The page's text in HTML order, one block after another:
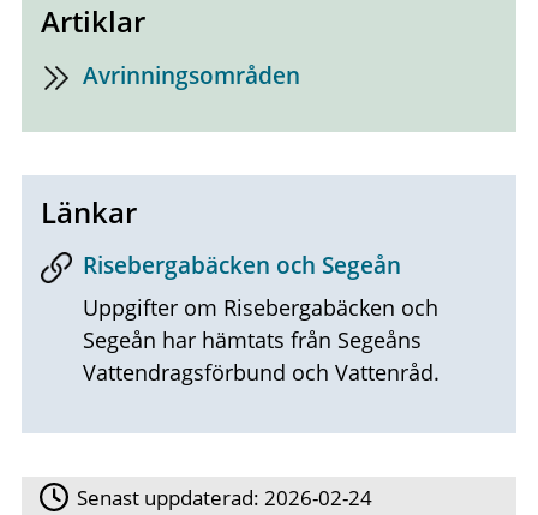
Artiklar
Avrinningsområden
Länkar
Risebergabäcken och Segeån
Uppgifter om Risebergabäcken och
Segeån har hämtats från Segeåns
Vattendragsförbund och Vattenråd.
Senast uppdaterad:2026-02-24